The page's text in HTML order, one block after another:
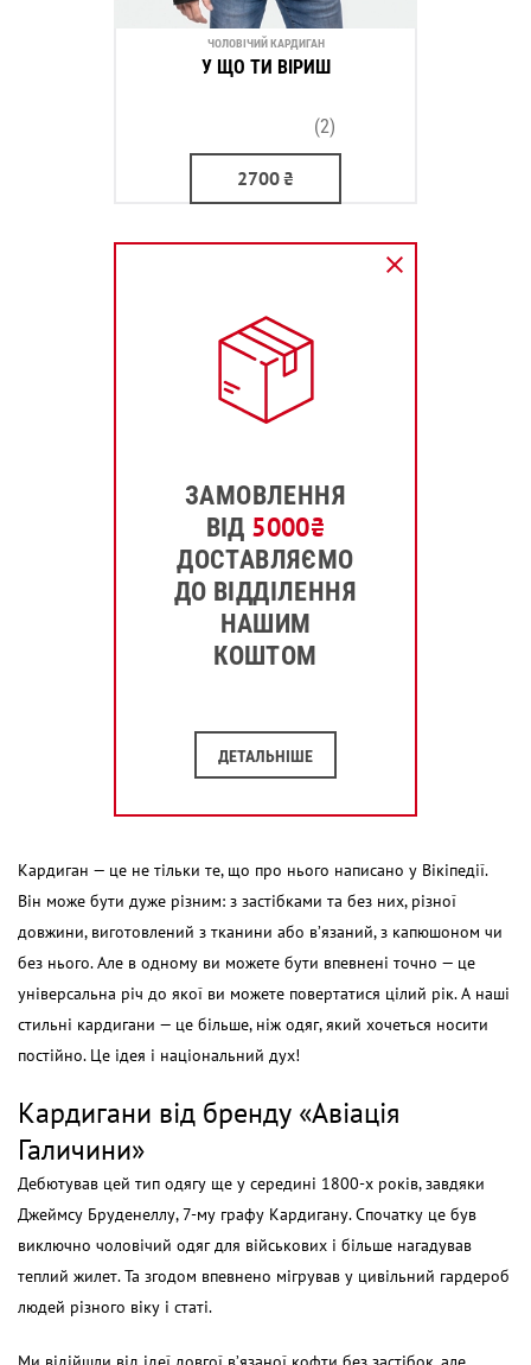
ЧОЛОВІЧИЙ КАРДИГАН
У ЩО ТИ ВІРИШ
(2)
2700₴
ЗАМОВЛЕННЯ
ВІД 5000₴
ДОСТАВЛЯЄМО
ДО ВІДДІЛЕННЯ
НАШИМ
КОШТОМ
ДЕТАЛЬНІШЕ
Кардиган — це не тільки те, що про нього написано у Вікіпедії.
Він може бути дуже різним: з застібками та без них, різної
довжини, виготовлений з тканини або в’язаний, з капюшоном чи
без нього. Але в одному ви можете бути впевнені точно — це
універсальна річ до якої ви можете повертатися цілий рік. А наші
стильні кардигани — це більше, ніж одяг, який хочеться носити
постійно. Це ідея і національний дух!
Кардигани від бренду «Авіація
Галичини»
Дебютував цей тип одягу ще у середині 1800-х років, завдяки
Джеймсу Бруденеллу, 7-му графу Кардигану. Спочатку це був
виключно чоловічий одяг для військових і більше нагадував
теплий жилет. Та згодом впевнено мігрував у цивільний гардероб
людей різного віку і статі.